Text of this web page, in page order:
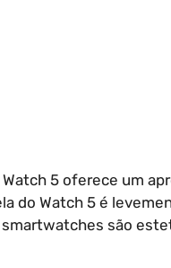
5 oferece um
do Watch 5 é
são